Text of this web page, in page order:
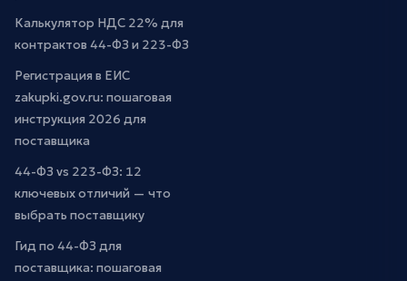
Калькулятор НДС 22% для
контрактов 44-ФЗ и 223-ФЗ
Регистрация в ЕИС
zakupki.gov.ru: пошаговая
инструкция 2026 для
поставщика
44-ФЗ vs 223-ФЗ: 12
ключевых отличий — что
выбрать поставщику
Гид по 44-ФЗ для
поставщика: пошаговая